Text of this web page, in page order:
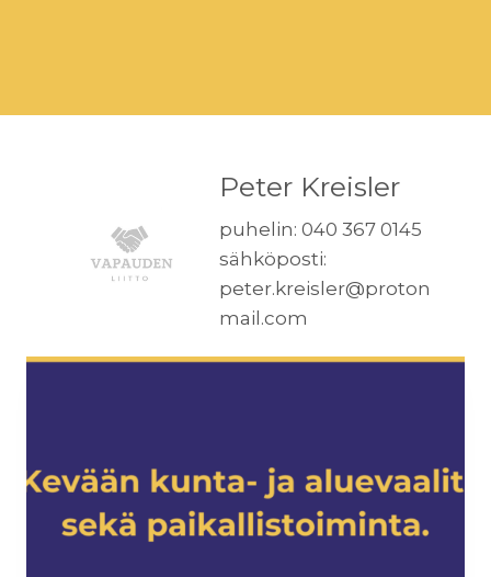
Peter Kreisler
puhelin: 040 367 0145
sähköposti:
peter.kreisler@proton
mail.com